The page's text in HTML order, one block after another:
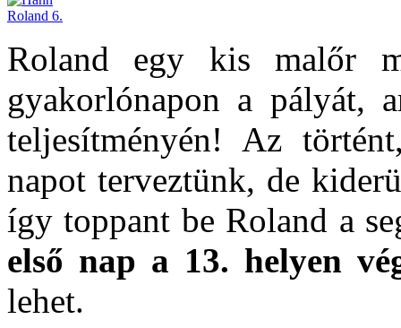
Roland egy kis malőr
gyakorlónapon a pályát,
teljesítményén! Az
napot terveztünk, de
így toppant be Roland a
első nap a 13. helyen
lehet.